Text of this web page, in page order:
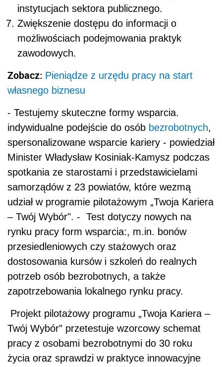
instytucjach sektora publicznego.
Zwiększenie dostępu do informacji o
możliwościach podejmowania praktyk
zawodowych.
Zobacz: Pieniądze z urzędu pracy na start
własnego biznesu
- Testujemy skuteczne formy wsparcia.
indywidualne podejście do osób bezrobotnych,
spersonalizowane wsparcie kariery - powiedział
Minister Władysław Kosiniak-Kamysz podczas
spotkania ze starostami i przedstawicielami
samorządów z 23 powiatów, które wezmą
udział w programie pilotażowym „Twoja Kariera
– Twój Wybór". - Test dotyczy nowych na
rynku pracy form wsparcia:, m.in. bonów
przesiedleniowych czy stażowych oraz
dostosowania kursów i szkoleń do realnych
potrzeb osób bezrobotnych, a także
zapotrzebowania lokalnego rynku pracy.
Projekt pilotażowy programu „Twoja Kariera –
Twój Wybór” przetestuje wzorcowy schemat
pracy z osobami bezrobotnymi do 30 roku
życia oraz sprawdzi w praktyce innowacyjne